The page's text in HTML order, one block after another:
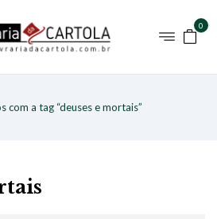
0
com a tag “deuses e mortais”